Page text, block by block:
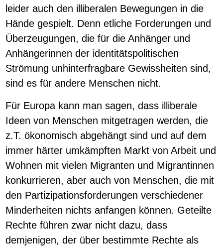
leider auch den illiberalen Bewegungen in die
Hände gespielt. Denn etliche Forderungen und
Überzeugungen, die für die Anhänger und
Anhängerinnen der identitätspolitischen
Strömung unhinterfragbare Gewissheiten sind,
sind es für andere Menschen nicht.
Für Europa kann man sagen, dass illiberale
Ideen von Menschen mitgetragen werden, die
z.T. ökonomisch abgehängt sind und auf dem
immer härter umkämpften Markt von Arbeit und
Wohnen mit vielen Migranten und Migrantinnen
konkurrieren, aber auch von Menschen, die mit
den Partizipationsforderungen verschiedener
Minderheiten nichts anfangen können. Geteilte
Rechte führen zwar nicht dazu, dass
demjenigen, der über bestimmte Rechte als